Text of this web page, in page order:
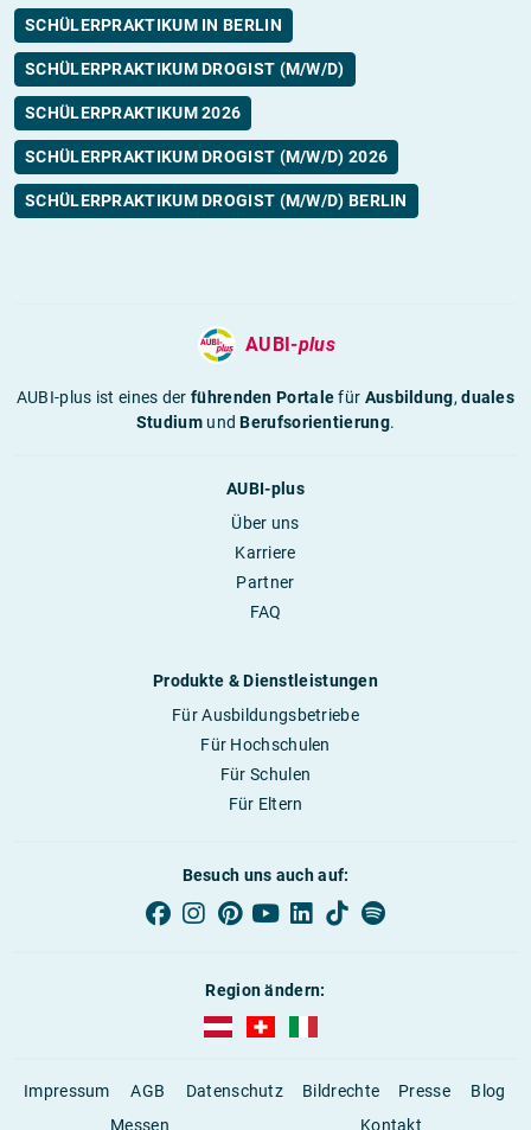
SCHÜLERPRAKTIKUM IN BERLIN
SCHÜLERPRAKTIKUM DROGIST (M/W/D)
SCHÜLERPRAKTIKUM 2026
SCHÜLERPRAKTIKUM DROGIST (M/W/D) 2026
SCHÜLERPRAKTIKUM DROGIST (M/W/D) BERLIN
AUBI-plus
AUBI-plus ist eines derführenden Portalefür Ausbildung,duales
StudiumundBerufsorientierung.
AUBI-plus
Über uns
Karriere
Partner
FAQ
Produkte & Dienstleistungen
Für Ausbildungsbetriebe
Für Hochschulen
Für Schulen
Für Eltern
Besuch uns auch auf:
Region ändern:
AUBI-plus Österreich (deutsch)
AUBI-plus Schweiz (deutsch)
AUBI-plus Italien (deutsch)
Impressum AGB Datenschutz Bildrechte Presse
Blog
Messen
Kontakt